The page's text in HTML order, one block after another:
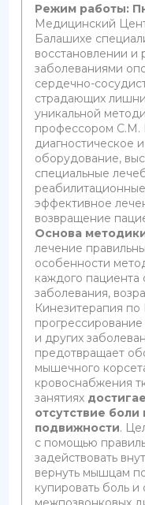
Режим работы:
Медицинский
Балашихе
восстановлении и
заболеваниями
сердечно-
страдающих
уникальной
профессором С.М.
диагностическое
оборудование,
специальные
эффективное
возвращение
Основа
лечение
особенности
каждого пациента
заболевания,
Кинезитерапия по
и других
предотвращает
мышечного
кровоснабжения
занятиях
отсутствие
подвижности.
с помощью
задействовать
вернуть мышцам
купировать боль